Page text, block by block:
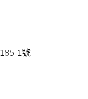
1號